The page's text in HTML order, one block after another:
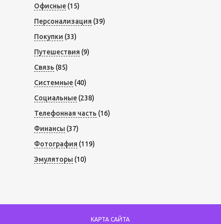
Офисные(15)
Персонализация (39)
Покупки (33)
Путешествия (9)
Связь (85)
Системные(40)
Социальные(238)
Телефонная часть (16)
Финансы (37)
Фотография (119)
Эмуляторы (10)
КАРТА САЙТА